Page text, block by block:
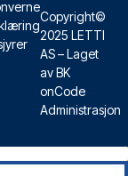
Copyright©
2025 LETTI
AS – Laget
av BK
onCode
Administrasjon